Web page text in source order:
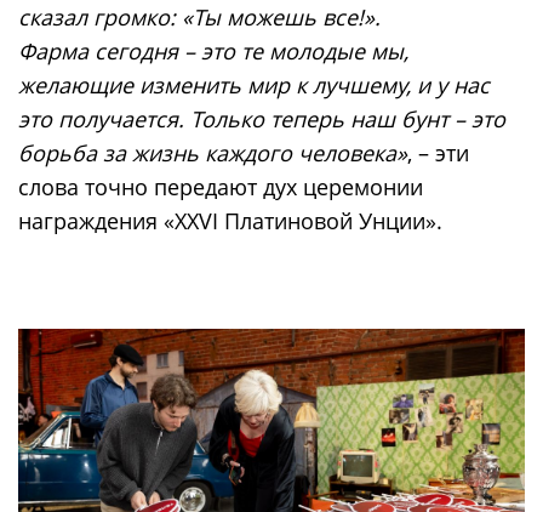
сказал громко: «Ты можешь все!».
Фарма сегодня – это те молодые мы,
желающие изменить мир к лучшему, и у нас
это получается. Только теперь наш бунт – это
борьба за жизнь каждого человека», – эти
слова точно передают дух церемонии
награждения «XXVI Платиновой Унции».